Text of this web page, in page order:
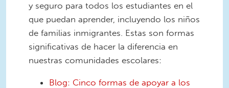
y seguro para todos los estudiantes en el
que puedan aprender, incluyendo los niños
de familias inmigrantes. Estas son formas
significativas de hacer la diferencia en
nuestras comunidades escolares:
Blog: Cinco formas de apoyar a los